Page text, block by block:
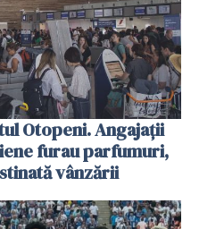
Otopeni. Angajații
furau parfumuri,
vânzării